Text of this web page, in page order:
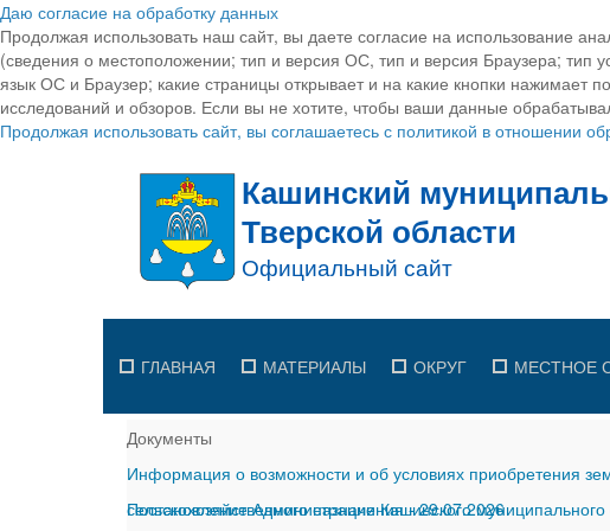
Даю согласие на обработку данных
Продолжая использовать наш сайт, вы даете согласие на использование
(сведения о местоположении; тип и версия ОС, тип и версия Браузера; тип
язык ОС и Браузер; какие страницы открывает и на какие кнопки нажимает
исследований и обзоров. Если вы не хотите, чтобы ваши данные
Продолжая использовать сайт, вы соглашаетесь с политикой в отношении
ГЛАВНАЯ МАТЕРИАЛЫ ОКРУГ МЕСТНОЕ
Документы
Информация о возможности и об условиях приобретения
сельскохозяйственного назначения-29.07.2026
Постановление Администрации Кашинского